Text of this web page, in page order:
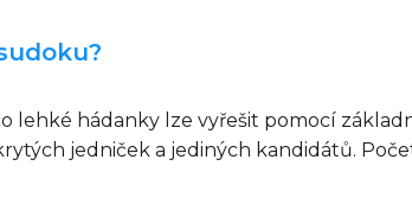
lehké hádanky lze vyřešit pomocí
jedniček a jediných kandidátů.